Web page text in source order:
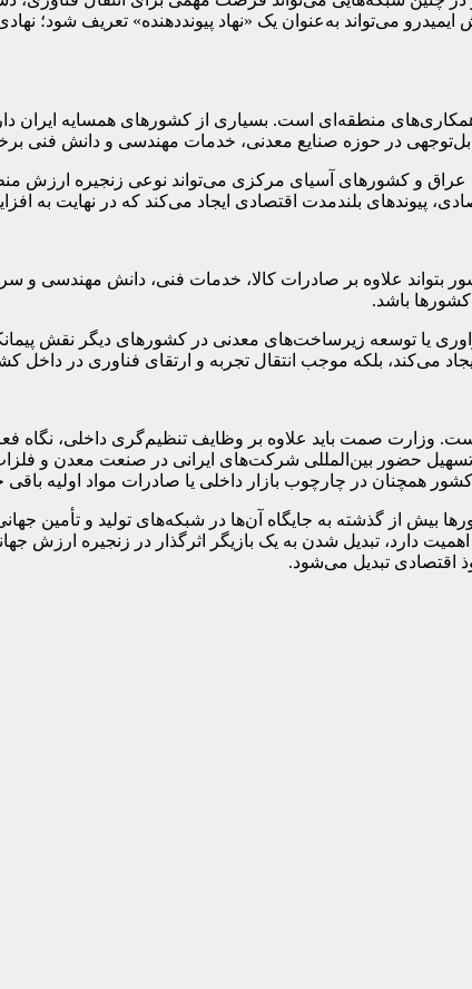
می‌تواند به‌عنوان یک «نهاد پیونددهنده» تعریف شود؛
همکاری‌های منطقه‌ای است. بسیاری از کشورهای همسایه ایران
در حوزه صنایع معدنی، خدمات مهندسی و دانش فنی
عراق و کشورهای آسیای مرکزی می‌تواند نوعی زنجیره ارزش
پیوندهای بلندمدت اقتصادی ایجاد می‌کند که در نهایت به
علاوه بر صادرات کالا، خدمات فنی، دانش مهندسی و
باشد.
یا توسعه زیرساخت‌های معدنی در کشورهای دیگر نقش
می‌کند، بلکه موجب انتقال تجربه و ارتقای فناوری در داخل
وزارت صمت باید علاوه بر وظایف تنظیم‌گری داخلی، نگاه
حضور بین‌المللی شرکت‌های ایرانی در صنعت معدن و
همچنان در چارچوب بازار داخلی یا صادرات مواد اولیه باقی
بیش از گذشته به جایگاه آن‌ها در شبکه‌های تولید و تأمین
اهمیت دارد، تبدیل شدن به یک بازیگر اثرگذار در زنجیره
اقتصادی تبدیل می‌شود.